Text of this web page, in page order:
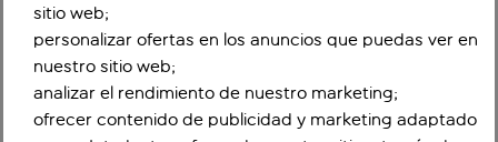
sitio web;
personalizar ofertas en los anuncios que puedas ver en
nuestro sitio web;
analizar el rendimiento de nuestro marketing;
ofrecer contenido de publicidad y marketing adaptado